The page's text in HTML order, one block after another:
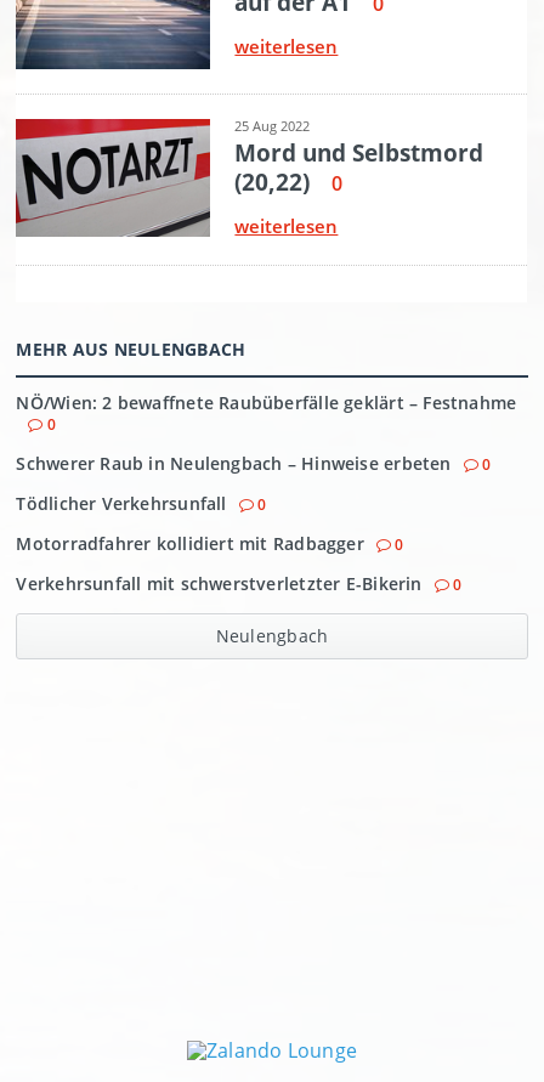
MEHR AUS NEULENGBACH
NÖ/Wien: 2 bewaffnete Raubüberfälle geklärt – Festnahme
0
Schwerer Raub in Neulengbach – Hinweise erbeten 0
Tödlicher Verkehrsunfall 0
Motorradfahrer kollidiert mit Radbagger 0
Verkehrsunfall mit schwerstverletzter E-Bikerin 0
Neulengbach